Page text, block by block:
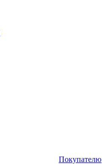
Покупателю